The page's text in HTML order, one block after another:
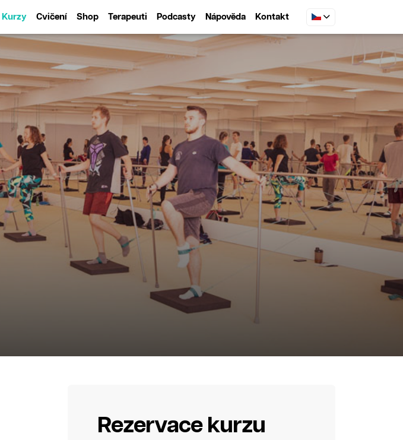
Kurzy Cvičení Shop Terapeuti Podcasty Nápověda Kontakt
Rezervace kurzu